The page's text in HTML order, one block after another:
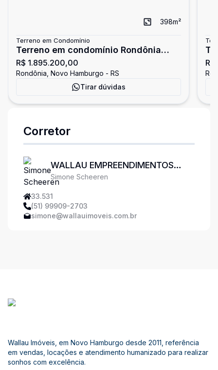
398m²
Terreno em Condomínio
Terreno em condomínio Rondônia
Novo Hamburgo
R$ 1.895.200,00
Rondônia, Novo Hamburgo - RS
Tirar dúvidas
Corretor
WALLAU EMPREENDIMENTOS
IMOBILIÁRIOS
Simone Scheeren
33.531
(51) 99909-2703
simone@wallauimoveis.com.br
Wallau Imóveis, em Novo Hamburgo desde 2011, referência
em vendas, locações e atendimento humanizado para realizar
sonhos com excelência.